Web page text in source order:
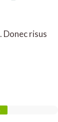
Donec risus